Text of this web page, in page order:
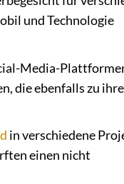
und Technologie
Media-
die ebenfalls zu
in verschiedene
einen nicht